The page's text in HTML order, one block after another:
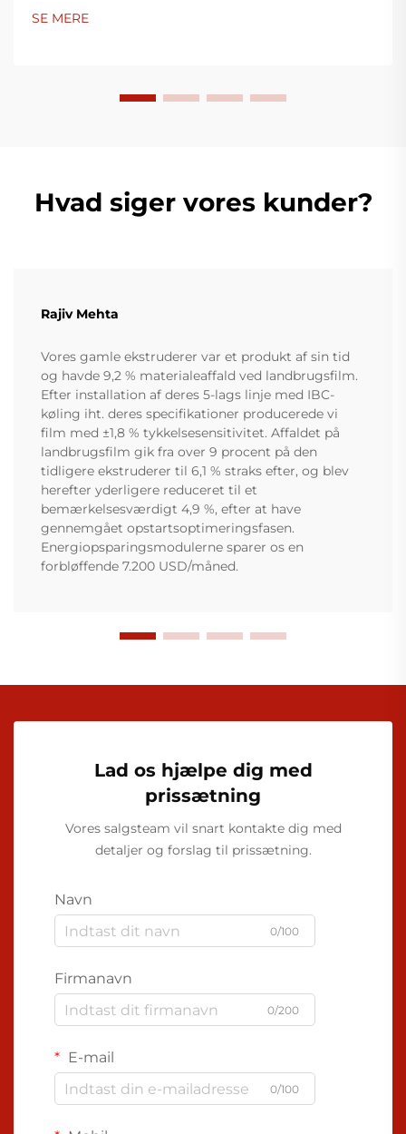
SE MERE
Hvad siger vores kunder?
Rajiv Mehta
Vores gamle ekstruderer var et produkt af sin tid
og havde 9,2 % materialeaffald ved landbrugsfilm.
Efter installation af deres 5-lags linje med IBC-
køling iht. deres specifikationer producerede vi
film med ±1,8 % tykkelsesensitivitet. Affaldet på
landbrugsfilm gik fra over 9 procent på den
tidligere ekstruderer til 6,1 % straks efter, og blev
herefter yderligere reduceret til et
bemærkelsesværdigt 4,9 %, efter at have
gennemgået opstartsoptimeringsfasen.
Energiopsparingsmodulerne sparer os en
forbløffende 7.200 USD/måned.
Lad os hjælpe dig med
prissætning
Vores salgsteam vil snart kontakte dig med
detaljer og forslag til prissætning.
Navn
0/100
Firmanavn
0/200
E-mail
0/100